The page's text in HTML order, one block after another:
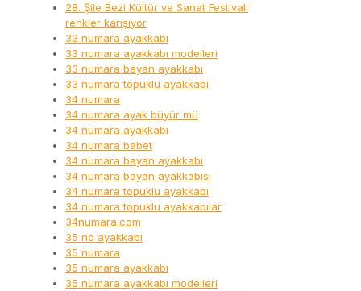
28. Şile Bezi Kültür ve Sanat Festivali
renkler karışıyor
33 numara ayakkabı
33 numara ayakkabı modelleri
33 numara bayan ayakkabı
33 numara topuklu ayakkabı
34 numara
34 numara ayak büyür mü
34 numara ayakkabı
34 numara babet
34 numara bayan ayakkabı
34 numara bayan ayakkabısı
34 numara topuklu ayakkabı
34 numara topuklu ayakkabılar
34numara.com
35 no ayakkabı
35 numara
35 numara ayakkabı
35 numara ayakkabı modelleri